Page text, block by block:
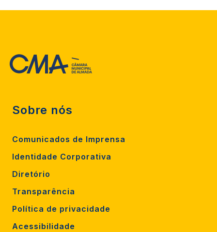
Sobre nós
Comunicados de Imprensa
Identidade Corporativa
Diretório
Transparência
Política de privacidade
Acessibilidade